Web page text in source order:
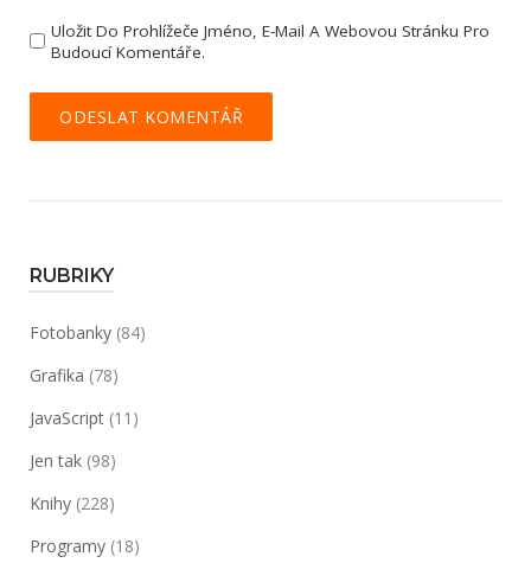
Uložit Do Prohlížeče Jméno, E-Mail A Webovou Stránku Pro
Budoucí Komentáře.
RUBRIKY
Fotobanky (84)
Grafika (78)
JavaScript (11)
Jen tak (98)
Knihy (228)
Programy (18)